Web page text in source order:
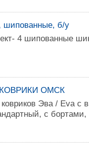
б/у
4 шипованные
КОВРИКИ ОМСК
Эва / Eva с
с